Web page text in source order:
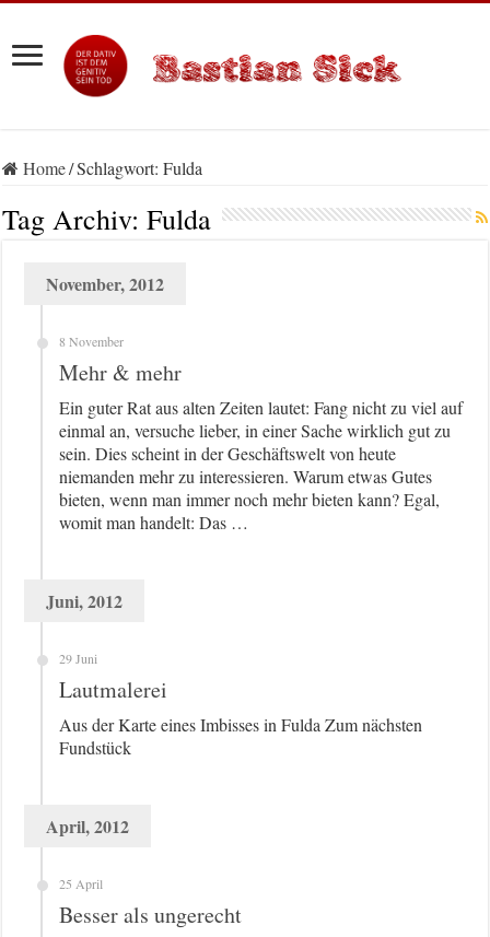
Home/Schlagwort:Fulda
Tag Archiv:Fulda
November, 2012
8 November
Mehr & mehr
Ein guter Rat aus alten Zeiten lautet: Fang nicht zu viel auf
einmal an, versuche lieber, in einer Sache wirklich gut zu
sein. Dies scheint in der Geschäftswelt von heute
niemanden mehr zu interessieren. Warum etwas Gutes
bieten, wenn man immer noch mehr bieten kann? Egal,
womit man handelt: Das …
Juni, 2012
29 Juni
Lautmalerei
Aus der Karte eines Imbisses in Fulda Zum nächsten
Fundstück
April, 2012
25 April
Besser als ungerecht